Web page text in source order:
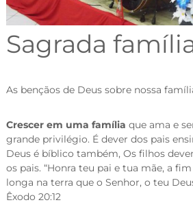
Sagrada
As bençãos de Deus sobre nossa
Crescer em uma família que ama e
grande privilégio. É dever dos pais
Deus é bíblico também, Os filhos
os pais. “Honra teu pai e tua mãe, a
longa na terra que o Senhor, o teu
Êxodo 20:12